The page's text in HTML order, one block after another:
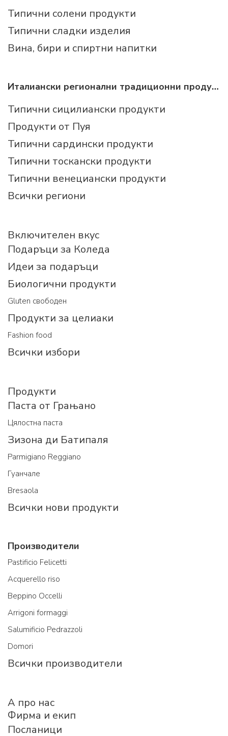
Типични солени продукти
Типични сладки изделия
Вина, бири и спиртни напитки
Италиански регионални традиционни продукти
Типични сицилиански продукти
Продукти от Пуя
Типични сардински продукти
Типични тоскански продукти
Типични венециански продукти
Всички региони
Включителен вкус
Подаръци за Коледа
Идеи за подаръци
Биологични продукти
Gluten свободен
Продукти за целиаки
Fashion food
Всички избори
Продукти
Паста от Грањано
Цялостна паста
Зизона ди Батипаля
Parmigiano Reggiano
Гуанчале
Bresaola
Всички нови продукти
Производители
Pastificio Felicetti
Acquerello riso
Beppino Occelli
Arrigoni formaggi
Salumificio Pedrazzoli
Domori
Всички производители
A про нас
Фирма и екип
Посланици